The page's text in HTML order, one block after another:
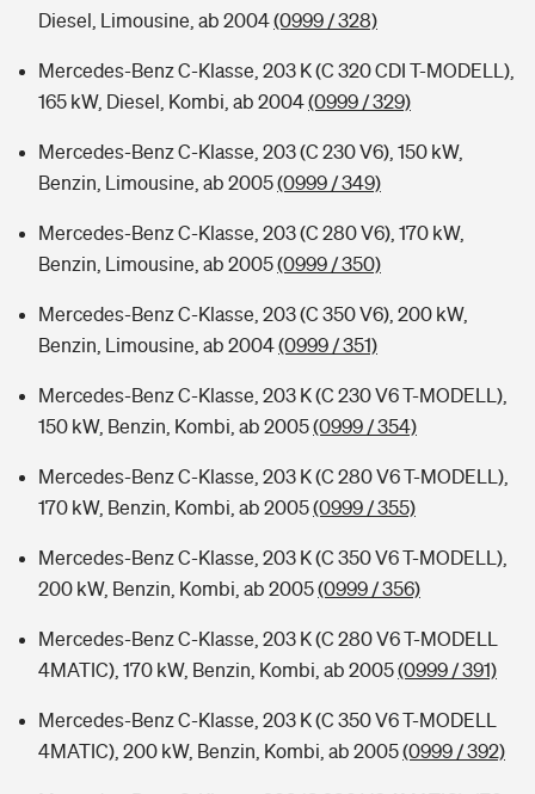
Diesel, Limousine, ab 2004(0999 / 328)
Mercedes-Benz C-Klasse, 203 K (C 320 CDI T-MODELL),
165 kW, Diesel, Kombi, ab 2004(0999 / 329)
Mercedes-Benz C-Klasse, 203 (C 230 V6), 150 kW,
Benzin, Limousine, ab 2005(0999 / 349)
Mercedes-Benz C-Klasse, 203 (C 280 V6), 170 kW,
Benzin, Limousine, ab 2005(0999 / 350)
Mercedes-Benz C-Klasse, 203 (C 350 V6), 200 kW,
Benzin, Limousine, ab 2004(0999 / 351)
Mercedes-Benz C-Klasse, 203 K (C 230 V6 T-MODELL),
150 kW, Benzin, Kombi, ab 2005(0999 / 354)
Mercedes-Benz C-Klasse, 203 K (C 280 V6 T-MODELL),
170 kW, Benzin, Kombi, ab 2005(0999 / 355)
Mercedes-Benz C-Klasse, 203 K (C 350 V6 T-MODELL),
200 kW, Benzin, Kombi, ab 2005(0999 / 356)
Mercedes-Benz C-Klasse, 203 K (C 280 V6 T-MODELL
4MATIC), 170 kW, Benzin, Kombi, ab 2005(0999 / 391)
Mercedes-Benz C-Klasse, 203 K (C 350 V6 T-MODELL
4MATIC), 200 kW, Benzin, Kombi, ab 2005(0999 / 392)